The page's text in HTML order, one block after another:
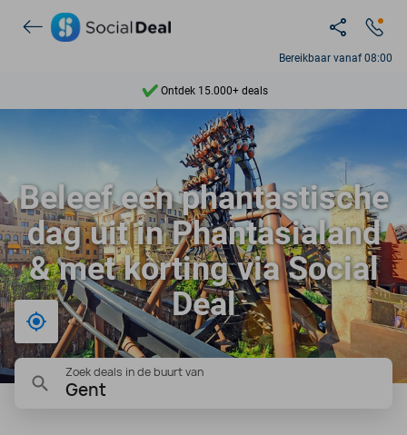
Bereikbaar vanaf 08:00
Ontdek 15.000+ deals
7 dagen per week beschikbaar
10+ miljoen leden
9,4
Ontdek 15.000+ deals
Beleef een phantastische
dag uit in Phantasialand
& met korting via Social
Deal
Bij mij in de buurt
Zoek deals in de buurt van
Gent